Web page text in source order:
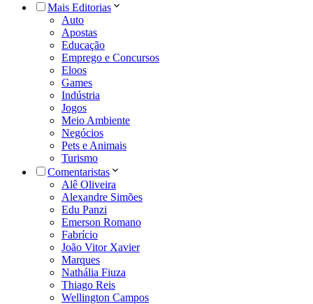
Mais Editorias
Auto
Apostas
Educação
Emprego e Concursos
Eloos
Games
Indústria
Jogos
Meio Ambiente
Negócios
Pets e Animais
Turismo
Comentaristas
Alê Oliveira
Alexandre Simões
Edu Panzi
Emerson Romano
Fabrício
João Vitor Xavier
Marques
Nathália Fiuza
Thiago Reis
Wellington Campos